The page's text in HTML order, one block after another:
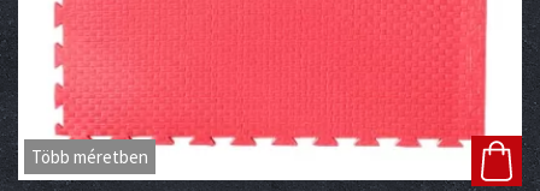
Több méretben